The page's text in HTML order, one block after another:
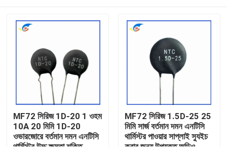
MF72 সিরিজ 1D-20 1 ওহম
10A 20 মিমি 1D-20
ওভারজোরে বর্তমান দমন এনটিসি
MF72 সিরিজ 1.5D-25 25
মিমি সার্জ বর্তমান দমন এনটিসি
থার্মিস্টর পাওয়ার সাপ্লাই স্যুইচ